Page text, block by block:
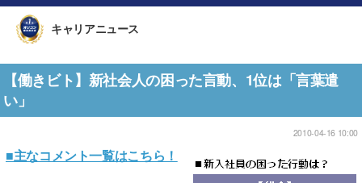
キャリアニュース
【働きビト】新社会人の困った言動、1位は「言葉遣
い」
2010-04-16 10:00
■主なコメント一覧はこちら！